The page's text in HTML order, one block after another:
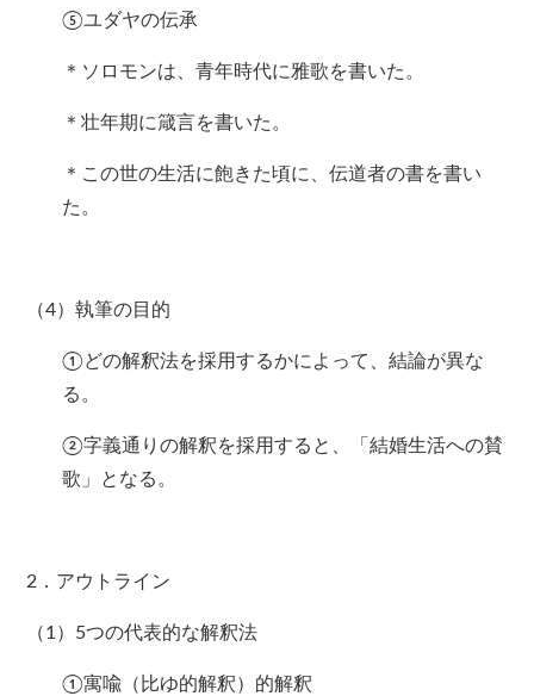
⑤ユダヤの伝承
＊ソロモンは、青年時代に雅歌を書いた。
＊壮年期に箴言を書いた。
＊この世の生活に飽きた頃に、伝道者の書を書い
た。
（4）執筆の目的
①どの解釈法を採用するかによって、結論が異な
る。
②字義通りの解釈を採用すると、「結婚生活への賛
歌」となる。
2．アウトライン
（1）5つの代表的な解釈法
①寓喩（比ゆ的解釈）的解釈